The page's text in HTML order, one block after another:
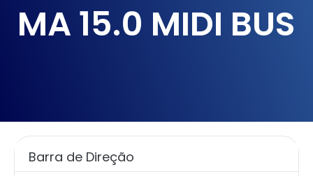
MA 15.0 MIDI BUS
Barra de Direção